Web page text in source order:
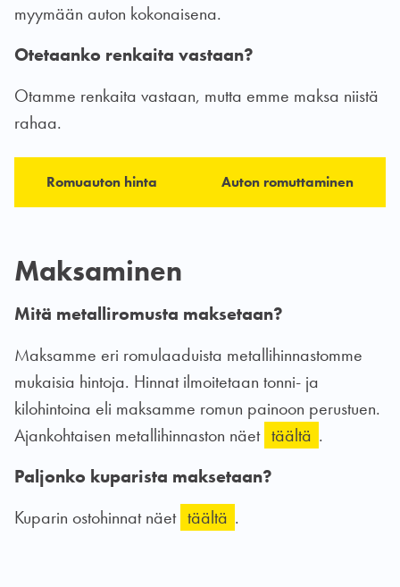
myymään auton kokonaisena.
Otetaanko renkaita vastaan?
Otamme renkaita vastaan, mutta emme maksa niistä
rahaa.
Romuauton hinta Auton romuttaminen
Maksaminen
Mitä metalliromusta maksetaan?
Maksamme eri romulaaduista metallihinnastomme
mukaisia hintoja. Hinnat ilmoitetaan tonni- ja
kilohintoina eli maksamme romun painoon perustuen.
Ajankohtaisen metallihinnaston näet täältä .
Paljonko kuparista maksetaan?
Kuparin ostohinnat näet täältä .